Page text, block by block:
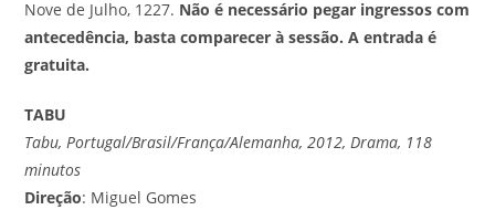
Nove de Julho, 1227. Não é necessário pegar ingressos com
antecedência, basta comparecer à sessão. A entrada é
gratuita.
TABU
Tabu, Portugal/Brasil/França/Alemanha, 2012, Drama, 118
minutos
Direção: Miguel Gomes